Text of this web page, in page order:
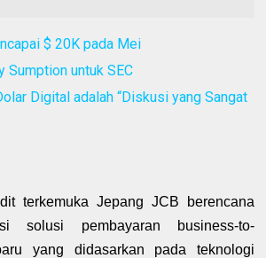
$ 20K pada Mei
Sumption untuk SEC
Digital adalah “Diskusi yang Sangat
terkemuka Jepang JCB berencana
solusi pembayaran business-to-
yang didasarkan pada teknologi